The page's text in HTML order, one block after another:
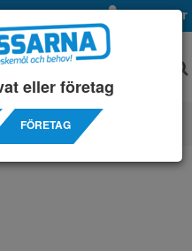
Mina sidor
/ SPRINTER 3250
eller företag
FÖRETAG